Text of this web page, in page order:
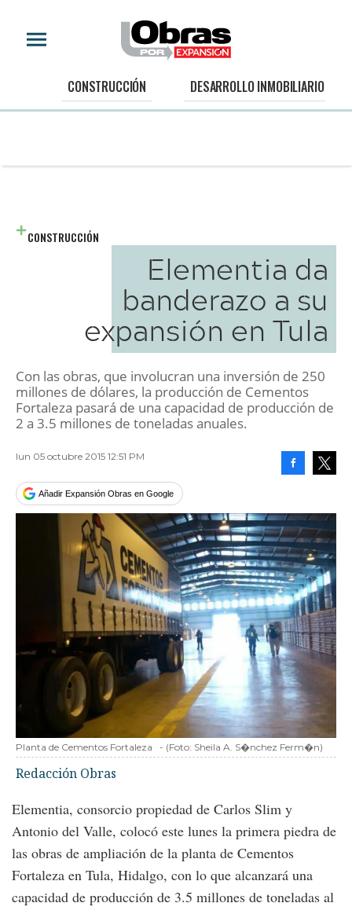
CONSTRUCCIÓN DESARROLLO INMOBILIARIO
CONSTRUCCIÓN
Elementia da
banderazo a su
expansión en Tula
Con las obras, que involucran una inversión de 250
millones de dólares, la producción de Cementos
Fortaleza pasará de una capacidad de producción de
2 a 3.5 millones de toneladas anuales.
lun 05 octubre 2015 12:51 PM
Añadir Expansión Obras en Google
Planta de Cementos Fortaleza - (Foto: Sheila A. S�nchez Ferm�n)
Redacción Obras
Elementia, consorcio propiedad de Carlos Slim y
Antonio del Valle, colocó este lunes la primera piedra de
las obras de ampliación de la planta de Cementos
Fortaleza en Tula, Hidalgo, con lo que alcanzará una
capacidad de producción de 3.5 millones de toneladas al